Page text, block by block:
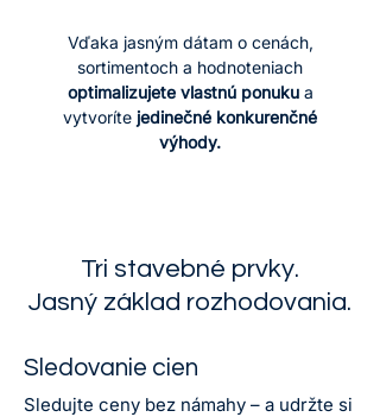
Vďaka jasným dátam o cenách,
sortimentoch a hodnoteniach
optimalizujete vlastnú ponukua
vytvoríte jedinečné konkurenčné
výhody.
Tri stavebné prvky.
Jasný základ rozhodovania.
Sledovanie cien
Sledujte ceny bez námahy – a udržte si